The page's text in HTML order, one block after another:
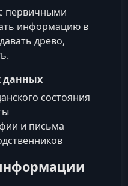
первичными
информацию в
древо,
данных
состояния
и письма